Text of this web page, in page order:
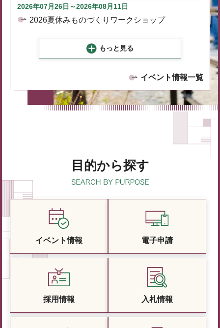
2026年07月26日～2026年08月11日
2026夏休みものづくりワークショップ
もっと見る
イベント情報一覧
目的から探す
イベント情報 電子申請
採用情報 入札情報